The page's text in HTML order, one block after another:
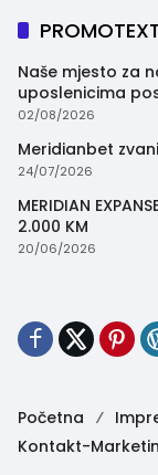
Naše mjesto za
uposlenicima
trenutak
02/08/2026
Meridianbet
24/07/2026
MERIDIAN
2.000 KM
20/06/2026
Početna
Kontakt-